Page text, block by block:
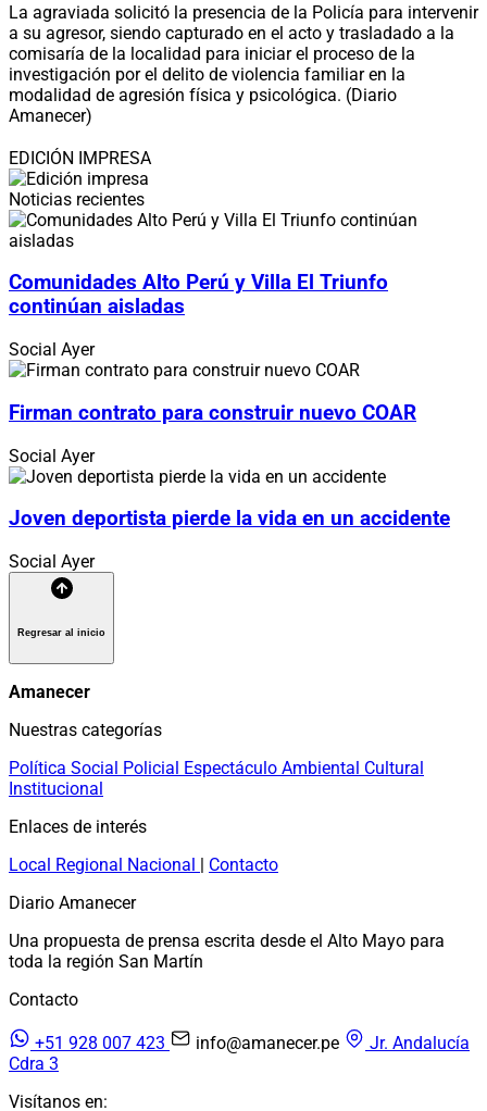
La agraviada solicitó la presencia de la Policía para intervenir
a su agresor, siendo capturado en el acto y trasladado a la
comisaría de la localidad para iniciar el proceso de la
investigación por el delito de violencia familiar en la
modalidad de agresión física y psicológica. (Diario
Amanecer)
EDICIÓN IMPRESA
Noticias recientes
Comunidades Alto Perú y Villa El Triunfo
continúan aisladas
Social Ayer
Firman contrato para construir nuevo COAR
Social Ayer
Joven deportista pierde la vida en un accidente
Social Ayer
Regresar al inicio
Amanecer
Nuestras categorías
Política Social Policial Espectáculo Ambiental Cultural
Institucional
Enlaces de interés
Local Regional Nacional | Contacto
Diario Amanecer
Una propuesta de prensa escrita desde el Alto Mayo para
toda la región San Martín
Contacto
+51 928 007 423 info@amanecer.pe
Jr. Andalucía
Cdra 3
Visítanos en: